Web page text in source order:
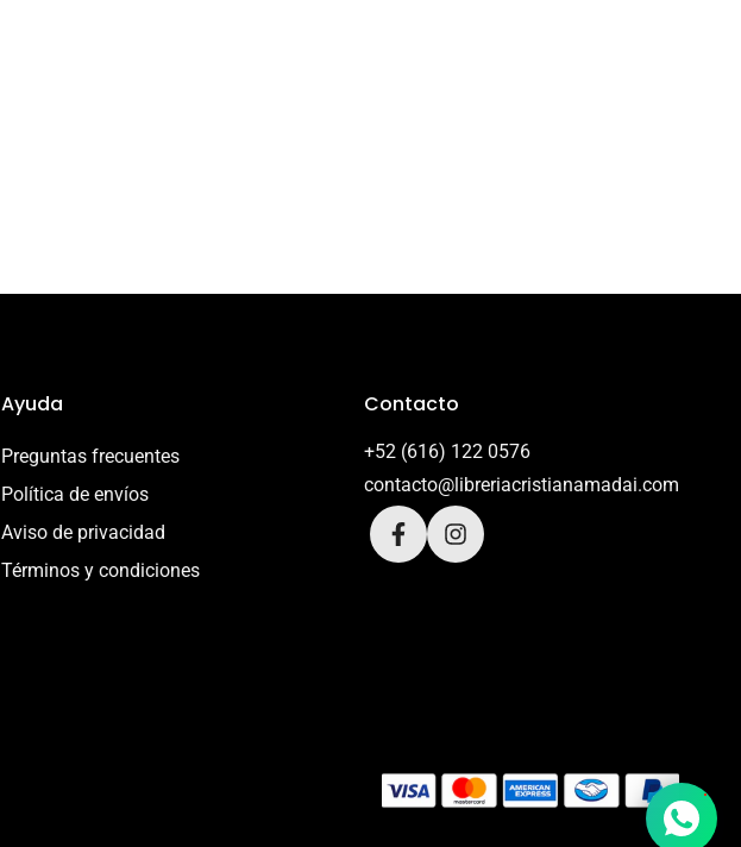
Ayuda
Preguntas frecuentes
Política de envíos
Aviso de privacidad
Términos y condiciones
Contacto
+52 (616) 122 0576
contacto@libreriacristianamadai.com
1